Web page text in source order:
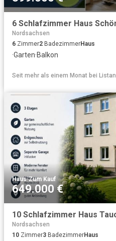
Nordsachsen
6 Zimmer2 BadezimmerHaus
·Garten·Balkon
Seit mehr als einem Monat bei
Haus·Zum Kauf
649.000 €
Nordsachsen
10 Zimmer3 BadezimmerHaus